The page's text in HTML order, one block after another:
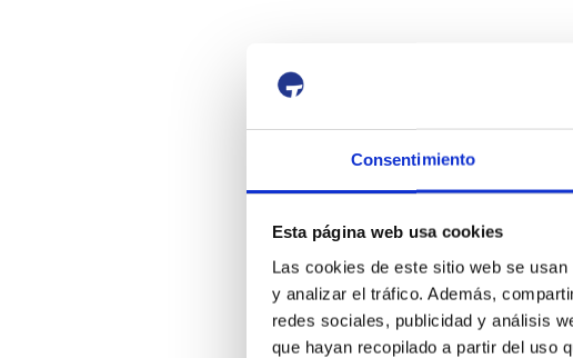
Consentimiento
Esta página web usa cookies
Las cookies de este sitio web se
y analizar el tráfico. Además,
redes sociales, publicidad y análisis
que hayan recopilado a partir del uso